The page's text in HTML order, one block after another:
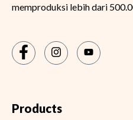
memproduksi lebih dari
Products